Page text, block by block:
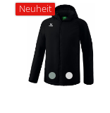
Neuheit